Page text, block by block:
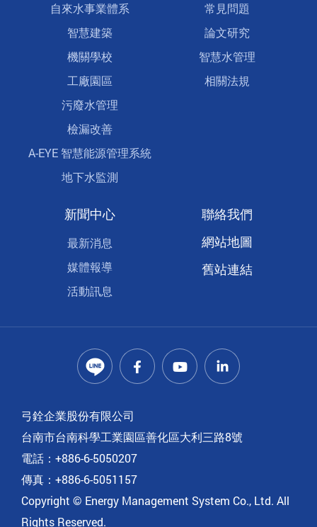
自來水事業體系
智慧建築
機關學校
工廠園區
污廢水管理
檢漏改善
A-EYE 智慧能源管理系統
地下水監測
常見問題
論文研究
智慧水管理
相關法規
新聞中心
最新消息
媒體報導
活動訊息
聯絡我們
網站地圖
舊站連結
弓銓企業股份有限公司
台南市台南科學工業園區善化區大利三路8號
電話：+886-6-5050207
傳真：+886-6-5051157
Copyright © Energy Management System Co., Ltd. All
Rights Reserved.